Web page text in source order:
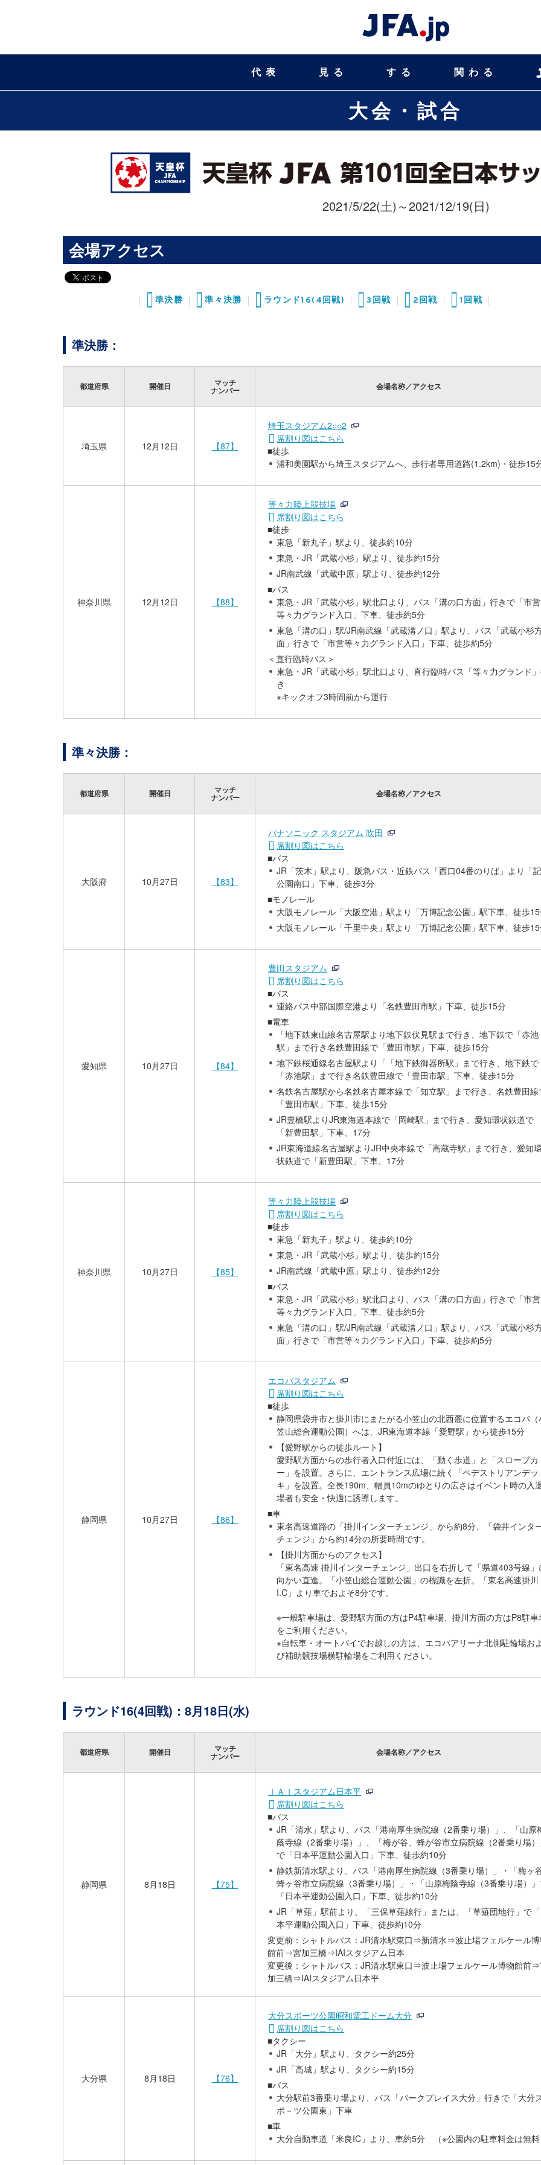
代表 見る する 関わる
大会・試合
2021/5/22(土)～2021/12/19(日)
会場アクセス
準決勝 準々決勝 ラウンド16(4回戦) 3回戦 2回戦 1回戦
準決勝：
都道府県 開催日 マッチ
ナンバー 会場名称／アクセス
埼玉県 12月12日 【87】
埼玉スタジアム2○○2
席割り図はこちら
■徒歩
浦和美園駅から埼玉スタジアムへ、歩行者専用道路(1.2km)・徒歩15
神奈川県 12月12日 【88】
等々力陸上競技場
席割り図はこちら
■徒歩
東急「新丸子」駅より、徒歩約10分
東急・JR「武蔵小杉」駅より、徒歩約15分
JR南武線「武蔵中原」駅より、徒歩約12分
■バス
東急・JR「武蔵小杉」駅北口より、バス「溝の口方面」行きで「市営
等々力グランド入口」下車、徒歩約5分
東急「溝の口」駅/JR南武線「武蔵溝ノ口」駅より、バス「武蔵小杉
面」行きで「市営等々力グランド入口」下車、徒歩約5分
＜直行臨時バス＞
東急・JR「武蔵小杉」駅北口より、直行臨時バス「等々力グランド
き
※キックオフ3時間前から運行
準々決勝：
都道府県 開催日 マッチ
ナンバー 会場名称／アクセス
大阪府 10月27日 【83】
パナソニック スタジアム 吹田
席割り図はこちら
■バス
JR「茨木」駅より、阪急バス・近鉄バス「西口04番のりば」より「
公園南口」下車、徒歩3分
■モノレール
大阪モノレール「大阪空港」駅より「万博記念公園」駅下車、徒歩
大阪モノレール「千里中央」駅より「万博記念公園」駅下車、徒歩
愛知県 10月27日 【84】
豊田スタジアム
席割り図はこちら
■バス
連絡バス中部国際空港より「名鉄豊田市駅」下車、徒歩15分
■電車
「地下鉄東山線名古屋駅より地下鉄伏見駅まで行き、地下鉄で「赤池
駅」まで行き名鉄豊田線で「豊田市駅」下車、徒歩15分
地下鉄桜通線名古屋駅より「「地下鉄御器所駅」まで行き、地下鉄で
「赤池駅」まで行き名鉄豊田線で「豊田市駅」下車、徒歩15分
名鉄名古屋駅から名鉄名古屋本線で「知立駅」まで行き、名鉄豊田線
「豊田市駅」下車、徒歩15分
JR豊橋駅よりJR東海道本線で「岡崎駅」まで行き、愛知環状鉄道で
「新豊田駅」下車、17分
JR東海道線名古屋駅よりJR中央本線で「高蔵寺駅」まで行き、愛知環
状鉄道で「新豊田駅」下車、17分
神奈川県 10月27日 【85】
等々力陸上競技場
席割り図はこちら
■徒歩
東急「新丸子」駅より、徒歩約10分
東急・JR「武蔵小杉」駅より、徒歩約15分
JR南武線「武蔵中原」駅より、徒歩約12分
■バス
東急・JR「武蔵小杉」駅北口より、バス「溝の口方面」行きで「市営
等々力グランド入口」下車、徒歩約5分
東急「溝の口」駅/JR南武線「武蔵溝ノ口」駅より、バス「武蔵小杉
面」行きで「市営等々力グランド入口」下車、徒歩約5分
静岡県 10月27日 【86】
エコパスタジアム
席割り図はこちら
■徒歩
静岡県袋井市と掛川市にまたがる小笠山の北西麓に位置するエコパ（
笠山総合運動公園）へは、JR東海道本線「愛野駅」から徒歩15分
【愛野駅からの徒歩ルート】
愛野駅方面からの歩行者入口付近には、「動く歩道」と「スロープカ
ー」を設置。さらに、エントランス広場に続く「ペデストリアンデッ
キ」を設置。全長190m、幅員10mのゆとりの広さはイベント時の入
場者も安全・快適に誘導します。
■車
東名高速道路の「掛川インターチェンジ」から約8分、「袋井インタ
チェンジ」から約14分の所要時間です。
【掛川方面からのアクセス】
「東名高速 掛川インターチェンジ」出口を右折して「県道403号線」
向かい直進。「小笠山総合運動公園」の標識を左折。「東名高速掛川
I.C」より車でおよそ8分です。
※一般駐車場は、愛野駅方面の方はP4駐車場、掛川方面の方はP8駐車
をご利用ください。
※自転車・オートバイでお越しの方は、エコパアリーナ北側駐輪場およ
び補助競技場横駐輪場をご利用ください。
ラウンド16(4回戦)：8月18日(水)
都道府県 開催日 マッチ
ナンバー 会場名称／アクセス
静岡県 8月18日 【75】
ＩＡＩスタジアム日本平
席割り図はこちら
■バス
JR「清水」駅より、バス「港南厚生病院線（2番乗り場）」、「山原
蔭寺線（2番乗り場）」、「梅が谷、蜂が谷市立病院線（2番乗り場）
で「日本平運動公園入口」下車、徒歩約10分
静鉄新清水駅より、バス「港南厚生病院線（3番乗り場）」・「梅ヶ
蜂ヶ谷市立病院線（3番乗り場）」・「山原梅陰寺線（3番乗り場）
「日本平運動公園入口」下車、徒歩約10分
JR「草薙」駅前より、「三保草薙線行」または、「草薙団地行」で
本平運動公園入口」下車、徒歩約10分
変更前：シャトルバス：JR清水駅東口⇒新清水⇒波止場フェルケール
館前⇒宮加三橋⇒IAIスタジアム日本
変更後：シャトルバス：JR清水駅東口⇒波止場フェルケール博物館前
加三橋⇒IAIスタジアム日本平
大分県 8月18日 【76】
大分スポーツ公園昭和電工ドーム大分
席割り図はこちら
■タクシー
JR「大分」駅より、タクシー約25分
JR「高城」駅より、タクシー約15分
■バス
大分駅前3番乗り場より、バス「パークプレイス大分」行きで「大分
ポ－ツ公園東」下車
■車
大分自動車道「米良IC」より、車約5分 （※公園内の駐車料金は無料